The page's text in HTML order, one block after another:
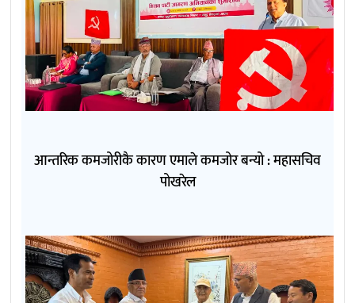
आन्तरिक कमजोरीकै कारण एमाले कमजोर बन्यो : महासचिव
पोखरेल